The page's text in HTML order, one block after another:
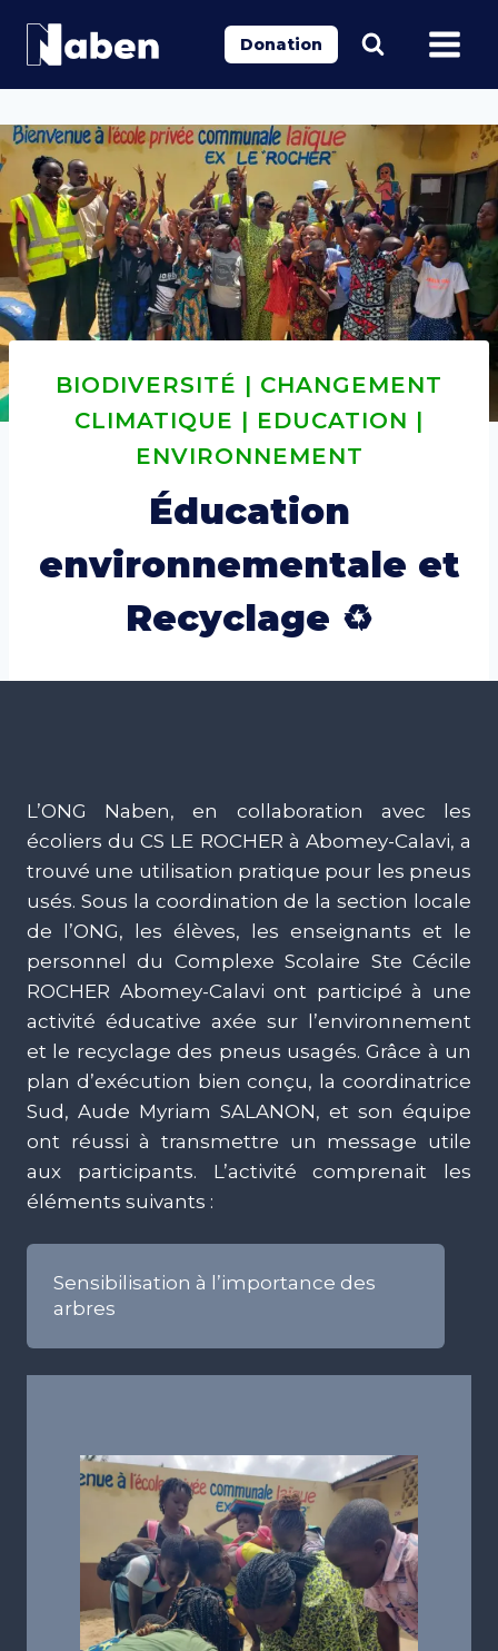
Donation
BIODIVERSITÉ | CHANGEMENT
CLIMATIQUE | EDUCATION |
ENVIRONNEMENT
Éducation
environnementale et
Recyclage ♻
L’ONG Naben, en collaboration avec les
écoliers du CS LE ROCHER à Abomey-Calavi, a
trouvé une utilisation pratique pour les pneus
usés. Sous la coordination de la section locale
de l’ONG, les élèves, les enseignants et le
personnel du Complexe Scolaire Ste Cécile
ROCHER Abomey-Calavi ont participé à une
activité éducative axée sur l’environnement
et le recyclage des pneus usagés. Grâce à un
plan d’exécution bien conçu, la coordinatrice
Sud, Aude Myriam SALANON, et son équipe
ont réussi à transmettre un message utile
aux participants. L’activité comprenait les
éléments suivants :
Sensibilisation à l’importance des
arbres